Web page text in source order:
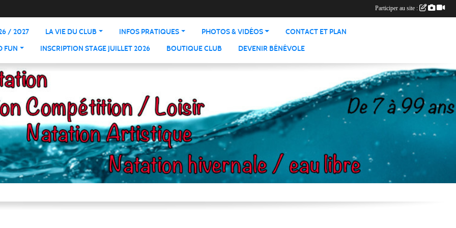
/ 2027 LA VIE DU CLUB INFOS PRATIQUES PHOTOS & VIDÉOS
CONTACT ET PLAN
FUN
INSCRIPTION STAGE JUILLET 2026 BOUTIQUE CLUB DEVENIR BÉNÉVOLE
Participer au site :